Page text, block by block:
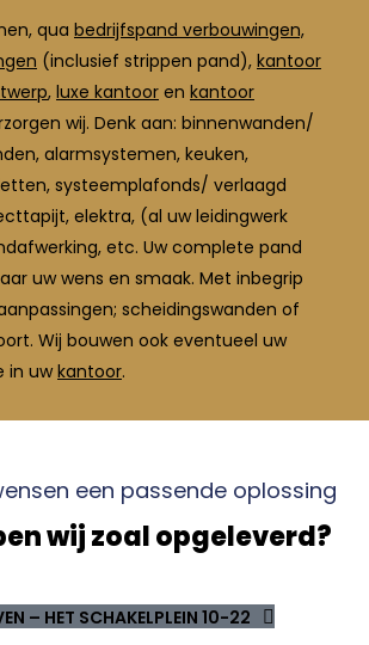
qua bedrijfspand verbouwingen,
(inclusief strippen pand), kantoor
, luxe kantoor en kantoor
wij. Denk aan: binnenwanden/
alarmsystemen, keuken,
systeemplafonds/ verlaagd
elektra, (al uw leidingwerk
etc. Uw complete pand
uw wens en smaak. Met inbegrip
scheidingswanden of
Wij bouwen ook eventueel uw
in uwkantoor.
een passende oplossing
wij zoal opgeleverd?
– HET SCHAKELPLEIN 10-22